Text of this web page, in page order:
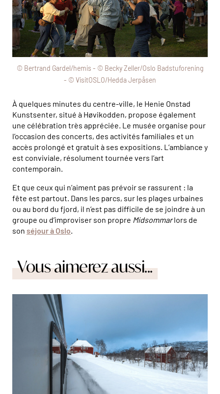
© Bertrand Gardel/hemis - © Becky Zeller/Oslo Badstuforening
- © VisitOSLO/Hedda Jerpåsen
À quelques minutes du centre-ville, le Henie Onstad
Kunstsenter, situé à Høvikodden, propose également
une célébration très appréciée. Le musée organise pour
l’occasion des concerts, des activités familiales et un
accès prolongé et gratuit à ses expositions. L’ambiance y
est conviviale, résolument tournée vers l’art
contemporain.
Et que ceux qui n’aiment pas prévoir se rassurent : la
fête est partout. Dans les parcs, sur les plages urbaines
ou au bord du fjord, il n’est pas difficile de se joindre à un
groupe ou d’improviser son propre Midsommarlors de
son séjour à Oslo.
Vous aimerez aussi...
© Robert Ruidl/stock.adobe